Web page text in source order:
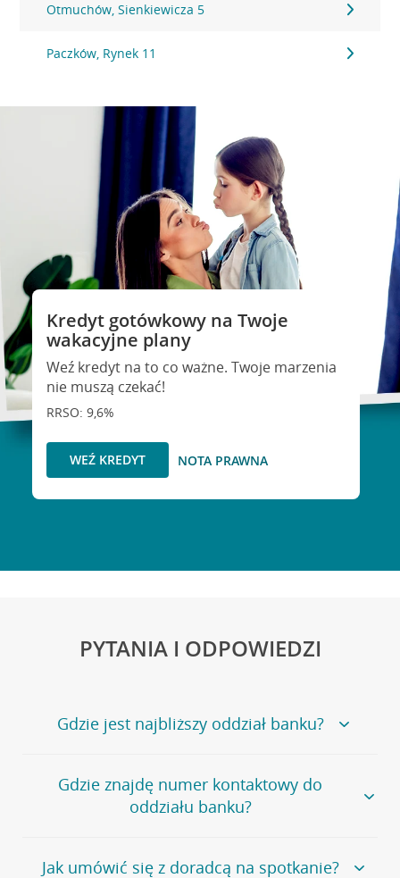
Otmuchów, Sienkiewicza 5
Paczków, Rynek 11
Kredyt gotówkowy na Twoje
wakacyjne plany
Weź kredyt na to co ważne. Twoje marzenia
nie muszą czekać!
RRSO: 9,6%
WEŹ KREDYT NOTA PRAWNA
PYTANIA I ODPOWIEDZI
Gdzie jest najbliższy oddział banku?
Jeśli szukasz oddziału naszego banku, zapraszamy na
stronęPlacówki i bankomaty, na której znajduje się
wygodna wyszukiwarka.
oddziałów
Gdzie znajdę numer kontaktowy do
oddziału banku?
Bank Credit Agricole nie udostępnia ogólnego numeru
Jak umówić się z doradcą na spotkanie?